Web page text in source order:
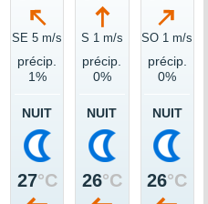
SE 5 m/s
précip.
1%
NUIT
27°C
S 1 m/s
précip.
0%
NUIT
26°C
SO 1 m/s
précip.
0%
NUIT
26°C